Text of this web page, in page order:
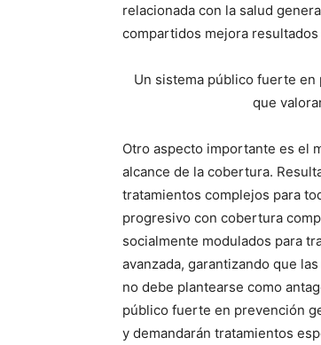
relacionada con la salud
compartidos mejora
Un sistema público fuerte en
que
Otro aspecto importante es el
alcance de la cobertura.
tratamientos complejos para
progresivo con cobertura
socialmente modulados para
avanzada, garantizando que
no debe plantearse como
público fuerte en prevención
y demandarán tratamientos